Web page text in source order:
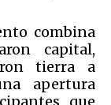
combina
capital,
tierra a
apertura